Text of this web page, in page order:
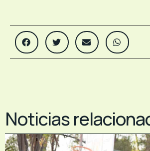
Noticias